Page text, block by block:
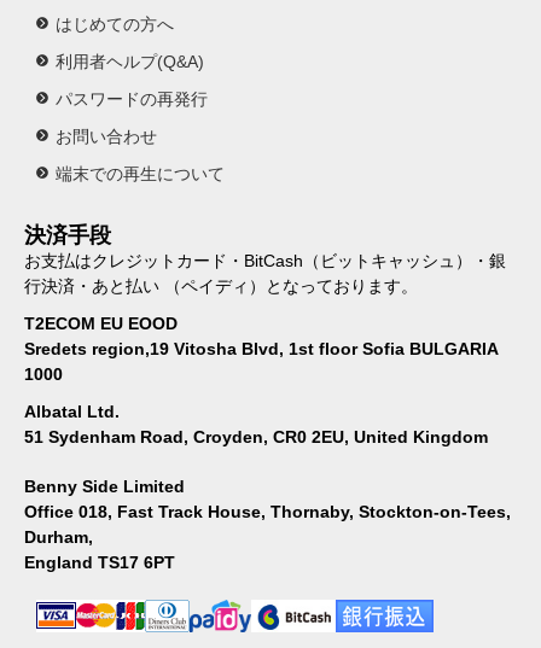
はじめての方へ
利用者ヘルプ(Q&A)
パスワードの再発行
お問い合わせ
端末での再生について
決済手段
お支払はクレジットカード・BitCash（ビットキャッシュ）・銀
行決済・あと払い （ペイディ）となっております。
T2ECOM EU EOOD
Sredets region,19 Vitosha Blvd, 1st floor Sofia BULGARIA
1000
Albatal Ltd.
51 Sydenham Road, Croyden, CR0 2EU, United Kingdom
Benny Side Limited
Office 018, Fast Track House, Thornaby, Stockton-on-Tees,
Durham,
England TS17 6PT